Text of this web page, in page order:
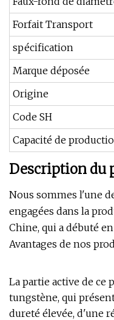
Forfait Transport
spécification
Marque déposée
Origine
Code SH
Capacité de
Description du
Nous sommes l'une
engagées dans la
Chine, qui a débuté en
Avantages de nos
La partie active de ce
tungstène, qui
dureté élevée, d'une